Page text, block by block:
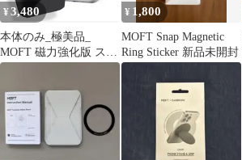
¥ 3,480
本体のみ_極美品_
MOFT 磁力強化版 スマ
ホスタンド MagSafe対
¥ 1,800
MOFT Snap Magnetic
Ring Sticker 新品未開封